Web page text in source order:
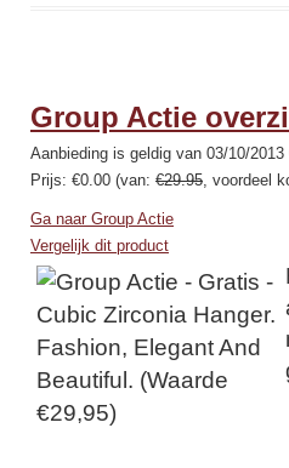
Group Actie
Aanbieding is geldig van 03/10/
Prijs: €0.00 (van: €29.95, voordeel
Ga naar Group Actie
Vergelijk dit product